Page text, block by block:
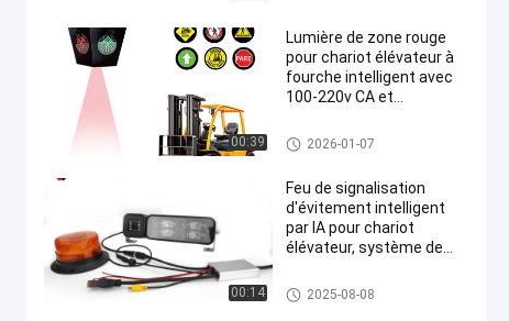
00:39
Lumière de zone rouge
pour chariot élévateur à
fourche intelligent avec
100-220v CA et
d'aluminium pour la
sécurité des entrepôts
Feu rouge de la zone du chario
t élévateur
2026-01-07
00:14
Feu de signalisation
d'évitement intelligent
par IA pour chariot
élévateur, système de
des angles morts et de
prévention des collisions
Feu rouge de la zone du chario
t élévateur
2025-08-08